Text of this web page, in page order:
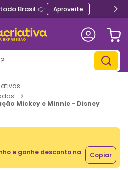
Brasil 👉 Aproveite
Mickey e Minnie - Disney
e ganhe desconto na
Copiar